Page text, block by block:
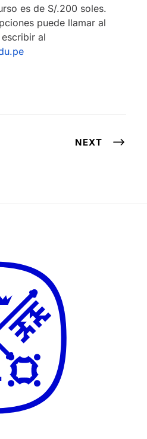
es de S/.200 soles.
puede llamar al
escribir al
NEXT